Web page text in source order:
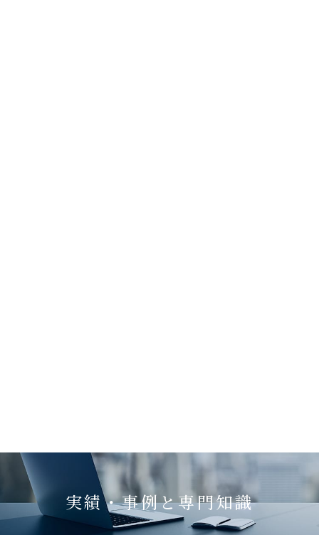
実績・事例と専門知識